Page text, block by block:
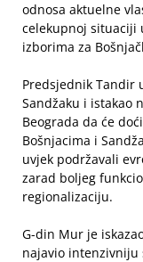
odnosa aktuelne
celekupnoj situaciji
izborima za
Predsjednik Tandir
Sandžaku i istakao
Beograda da će
Bošnjacima i
uvjek podržavali
zarad boljeg
regionalizaciju.
G-din Mur je
najavio